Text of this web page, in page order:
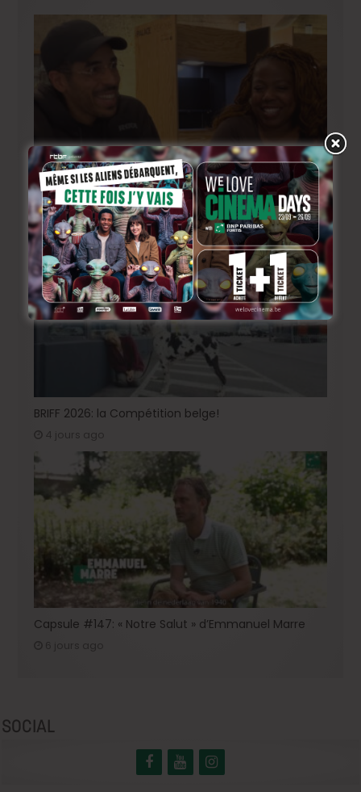
BRIFF Express: Tom Adjibi et Adéola Hawna, « Ceci
n’est pas un film français ».
2 jours ago
BRIFF 2026: la Compétition belge!
4 jours ago
Capsule #147: « Notre Salut » d’Emmanuel Marre
SOCIAL